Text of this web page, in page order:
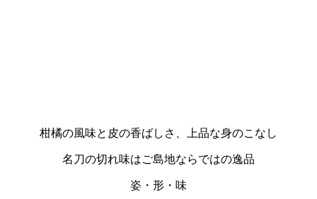
柑橘の風味と皮の香ばしさ、上品な身のこなし
名刀の切れ味はご島地ならではの逸品
姿・形・味